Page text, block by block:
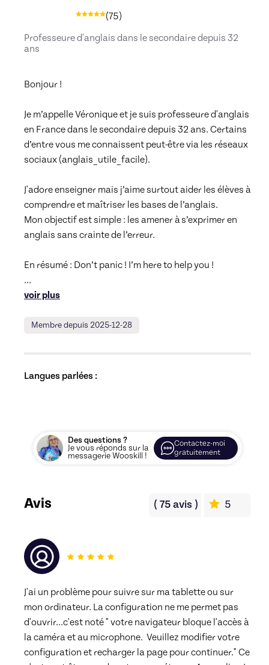
(75)
Professeure d'anglais dans le secondaire depuis 32
ans
Bonjour !
Je m’appelle Véronique et je suis professeure d'anglais
en France dans le secondaire depuis 32 ans. Certains
d’entre vous me connaissent peut-être via les réseaux
sociaux (anglais_utile_facile).
J'adore enseigner mais j’aime surtout aider les élèves à
comprendre et maîtriser les bases de l’anglais.
Mon objectif est simple : les amener à s’exprimer en
anglais sans crainte de l’erreur.
...
voir plus
Membre depuis 2025-12-28
Langues parlées :
Des questions ?
Je vous réponds sur la
messagerie Wooskill !
Contactez-moi
gratuitement
Avis ( 75avis ) 5
J'ai un problème pour suivre sur ma tablette ou sur
mon ordinateur. La configuration ne me permet pas
d'ouvrir...c'est noté " votre navigateur bloque l'accès à
la caméra et au microphone.  Veuillez modifier votre
configuration et recharger la page pour continuer." Ce